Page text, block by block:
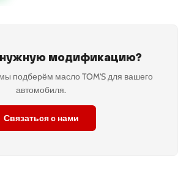
модификацию?
подберём масло TOM'S для вашего
автомобиля.
Связаться с нами